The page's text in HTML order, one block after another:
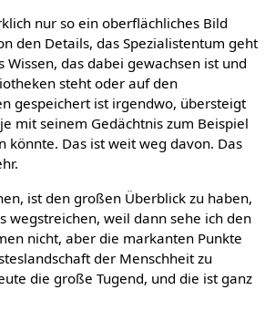
nur so ein oberflächliches Bild
den Details, das Spezialistentum geht
Wissen, das dabei gewachsen ist und
steht oder auf den
gespeichert ist irgendwo, übersteigt
mit seinem Gedächtnis zum Beispiel
könnte. Das ist weit weg davon. Das
ist den großen Überblick zu haben,
wegstreichen, weil dann sehe ich den
nicht, aber die markanten Punkte
der Menschheit zu
die große Tugend, und die ist ganz